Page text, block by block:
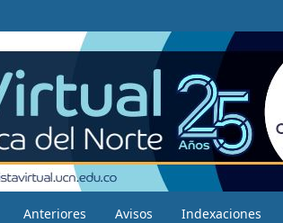
Anteriores Avisos Indexaciones